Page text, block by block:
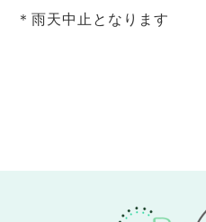
＊雨天中止となります